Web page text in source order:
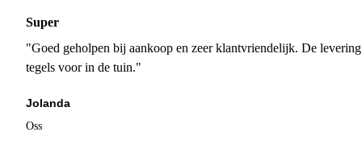
Super
"Goed geholpen bij aankoop en zeer klantvriendelijk. De
tegels voor in de tuin."
Jolanda
Oss